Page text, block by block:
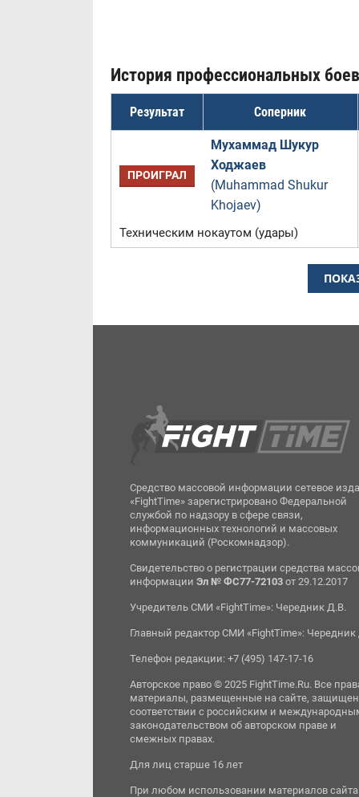
История профессиональных боев
Результат Соперник
ПРОИГРАЛ
Мухаммад Шукур
Ходжаев
(Muhammad Shukur
Khojaev)
Техническим нокаутом (удары)
Средство массовой информации сетевое
«FightTime» зарегистрировано Федеральной
службой по надзору в сфере связи,
информационных технологий и массовых
коммуникаций (Роскомнадзор).
Свидетельство о регистрации средства
информацииЭл № ФС77-72103 от 29.12.2017
Учредитель СМИ «FightTime»: Чередник Д.В.
Главный редактор СМИ «FightTime»: Чередник
Телефон редакции: +7 (495) 147-17-16
Авторское право © 2025 FightTime.Ru. Все
материалы, размещенные на сайте,
соответствии с российским и
законодательством об авторском праве и
смежных правах.
Для лиц старше 16 лет
При любом использовании материалов сайта